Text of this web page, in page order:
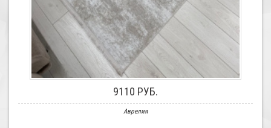
9110 РУБ.
Аврелия